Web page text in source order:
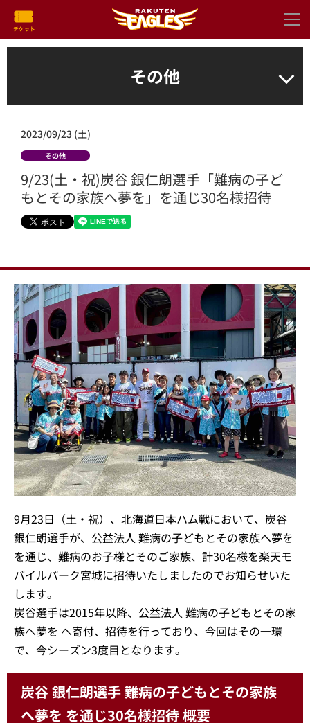
その他
2023/09/23 (土)
その他
9/23(土・祝)炭谷 銀仁朗選手「難病の子ど
もとその家族へ夢を」を通じ30名様招待
9月23日（土・祝）、北海道日本ハム戦において、炭谷
銀仁朗選手が、公益法人 難病の子どもとその家族へ夢を
を通じ、難病のお子様とそのご家族、計30名様を楽天モ
バイルパーク宮城に招待いたしましたのでお知らせいた
します。
炭谷選手は2015年以降、公益法人 難病の子どもとその家
族へ夢を へ寄付、招待を行っており、今回はその一環
で、今シーズン3度目となります。
炭谷 銀仁朗選手 難病の子どもとその家族
へ夢を を通じ30名様招待 概要